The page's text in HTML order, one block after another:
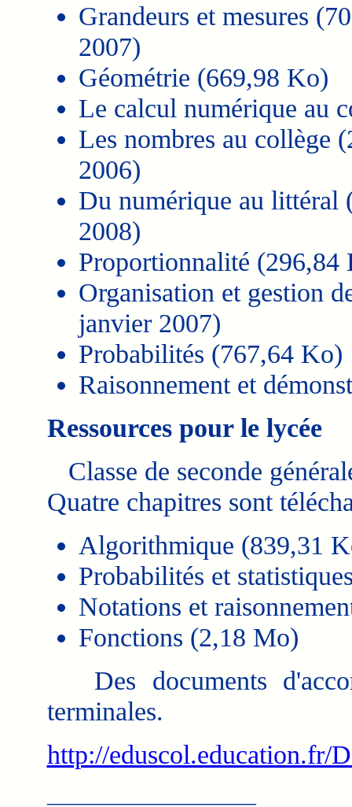
Grandeurs et mesures
2007)
Géométrie (669,98 Ko)
Le calcul numérique au
Les nombres au collège
2006)
Du numérique au
2008)
Proportionnalité (296,84
Organisation et gestion
janvier 2007)
Probabilités (767,64 Ko)
Raisonnement et
Ressources pour le lycée
Classe de seconde
Quatre chapitres sont
Algorithmique (839,31
Probabilités et
Notations et
Fonctions (2,18 Mo)
Des documents
terminales.
http://eduscol.education.fr/